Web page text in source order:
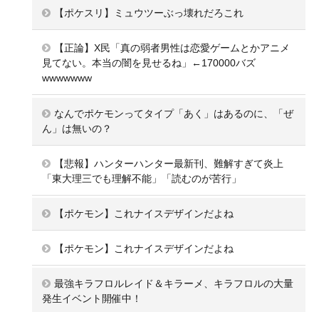
【ポケスリ】ミュウツーぶっ壊れだろこれ
【正論】X民「真の弱者男性は恋愛ゲームとかアニメ
見てない。本当の闇を見せるね」←170000バズ
wwwwwww
なんでポケモンってタイプ「あく」はあるのに、「ぜ
ん」は無いの？
【悲報】ハンターハンター最新刊、難解すぎて炎上
「東大理三でも理解不能」「読むのが苦行」
【ポケモン】これナイスデザインだよね
【ポケモン】これナイスデザインだよね
最強キラフロルレイド＆キラーメ、キラフロルの大量
発生イベント開催中！